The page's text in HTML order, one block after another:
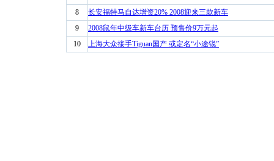
8
长安福特马自达增资20% 2008迎来三款新车
9
2008鼠年中级车新车台历 预售价9万元起
10
上海大众接手Tiguan国产 或定名“小途锐”